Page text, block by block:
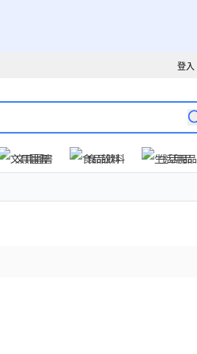
登入
文具圖書
食品飲料 生活用品